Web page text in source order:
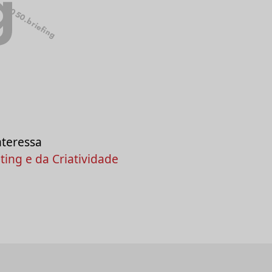
2050.briefing
e da Criatividade